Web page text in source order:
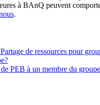
à BAnQ peuvent
.
de ressources pour
PEB à un membre du